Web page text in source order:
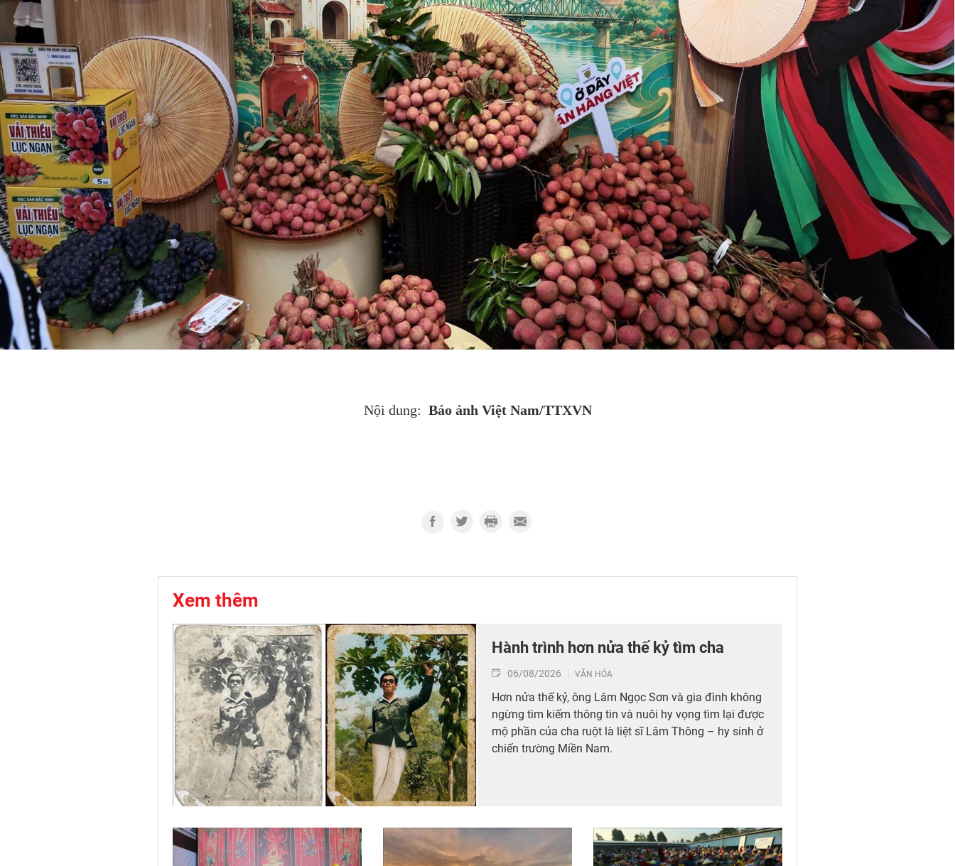
Nội dung: Báo ảnh Việt Nam/TTXVN
Xem thêm
Hành trình hơn nửa thế kỷ tìm cha
06/08/2026 VĂN HÓA
Hơn nửa thế kỷ, ông Lâm Ngọc Sơn và gia đình không
ngừng tìm kiếm thông tin và nuôi hy vọng tìm lại được
mộ phần của cha ruột là liệt sĩ Lâm Thông – hy sinh ở
chiến trường Miền Nam.